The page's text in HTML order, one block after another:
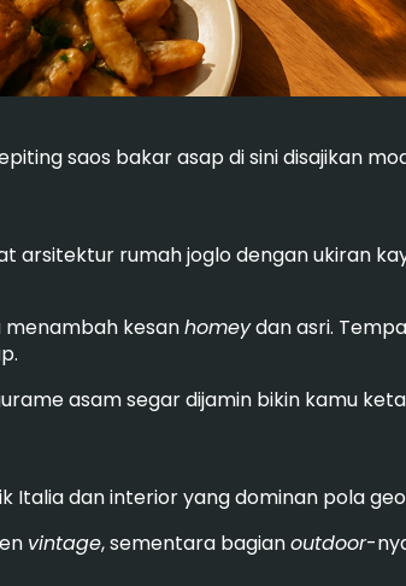
saos bakar asap di sini disajikan
arsitektur rumah joglo dengan ukiran
menambah kesanhomeydan asri.
asam segar dijamin bikin kamu
Italia dan interior yang dominan pola
vintage, sementara bagianoutdoor-